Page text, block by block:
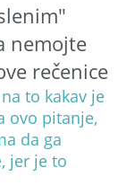
nemojte
rečenice
to kakav je
ovo pitanje,
da ga
jer je to